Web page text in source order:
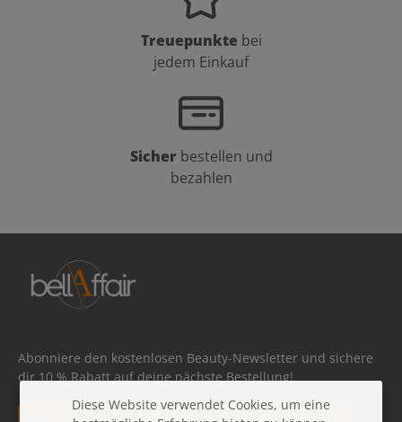
Treuepunkte bei
jedem Einkauf
Sicher bestellen und
bezahlen
Abonniere den kostenlosen Beauty-Newsletter und sichere
dir 10 % Rabatt auf deine nächste Bestellung!
E-Mail-Adresse*Diese Website verwendet Cookies, um eine